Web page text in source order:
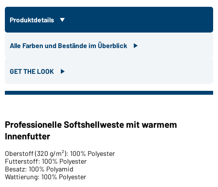
Produktdetails
Alle Farben und Bestände im Überblick
GET THE LOOK
Professionelle Softshellweste mit warmem
Innenfutter
Oberstoff (320 g/m²): 100% Polyester
Futterstoff: 100% Polyester
Besatz: 100% Polyamid
Wattierung: 100% Polyester